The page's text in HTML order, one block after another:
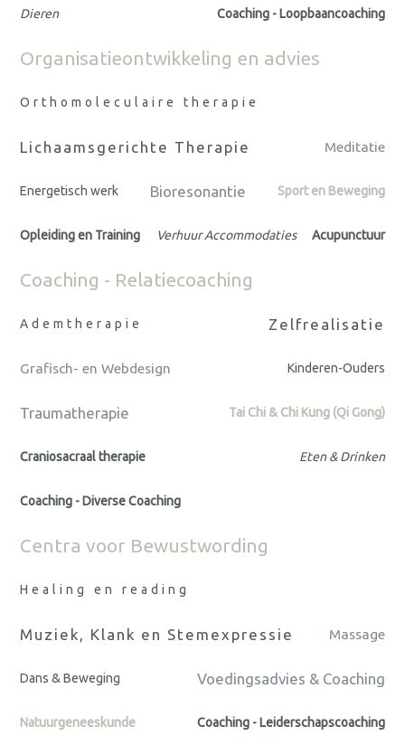
Dieren Coaching - Loopbaancoaching
Organisatieontwikkeling en advies
Orthomoleculaire therapie
Lichaamsgerichte Therapie Meditatie
Energetisch werk Bioresonantie Sport en Beweging
Opleiding en Training Verhuur Accommodaties Acupunctuur
Coaching - Relatiecoaching
Ademtherapie Zelfrealisatie
Grafisch- en Webdesign Kinderen-Ouders
Traumatherapie Tai Chi & Chi Kung (Qi Gong)
Craniosacraal therapie Eten & Drinken
Coaching - Diverse Coaching
Centra voor Bewustwording
Healing en reading
Muziek, Klank en Stemexpressie Massage
Dans & Beweging Voedingsadvies & Coaching
Natuurgeneeskunde Coaching - Leiderschapscoaching